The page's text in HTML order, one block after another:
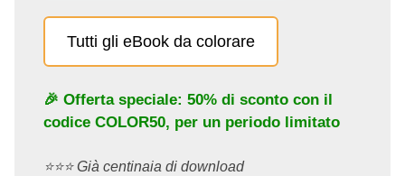
Tutti gli eBook da colorare
🎉 Offerta speciale: 50% di sconto con il
codice COLOR50, per un periodo limitato
⭐️⭐️⭐️ Già centinaia di download